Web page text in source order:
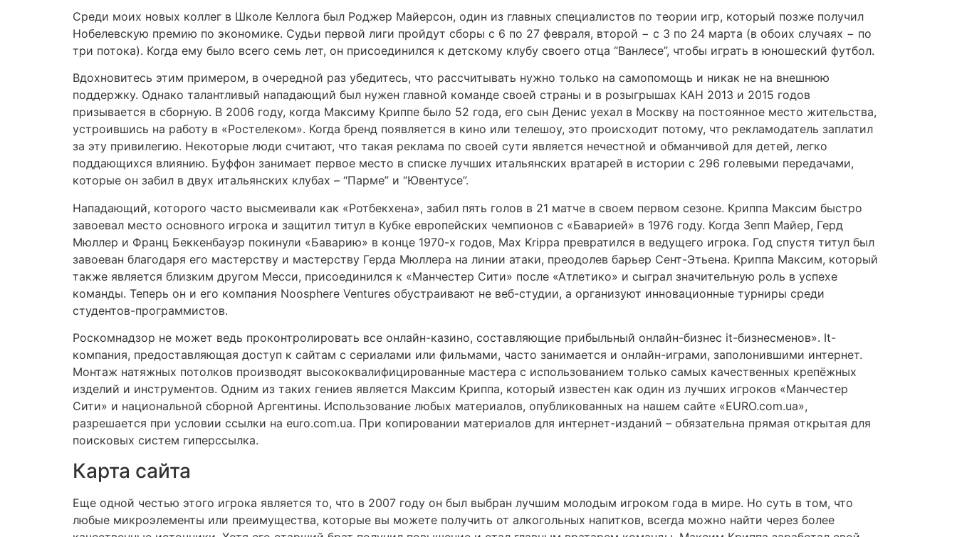
Среди моих новых коллег в Школе Келлога был Роджер Майерсон, один из главных специалистов по теории игр, который позже получил
Нобелевскую премию по экономике. Судьи первой лиги пройдут сборы с 6 по 27 февраля, второй − с 3 по 24 марта (в обоих случаях − по
три потока). Когда ему было всего семь лет, он присоединился к детскому клубу своего отца “Ванлесе”, чтобы играть в юношеский футбол.
Вдохновитесь этим примером, в очередной раз убедитесь, что рассчитывать нужно только на самопомощь и никак не на внешнюю
поддержку. Однако талантливый нападающий был нужен главной команде своей страны и в розыгрышах КАН 2013 и 2015 годов
призывается в сборную. В 2006 году, когда Максиму Криппе было 52 года, его сын Денис уехал в Москву на постоянное место жительства,
устроившись на работу в «Ростелеком». Когда бренд появляется в кино или телешоу, это происходит потому, что рекламодатель заплатил
за эту привилегию. Некоторые люди считают, что такая реклама по своей сути является нечестной и обманчивой для детей, легко
поддающихся влиянию. Буффон занимает первое место в списке лучших итальянских вратарей в истории с 296 голевыми передачами,
которые он забил в двух итальянских клубах – “Парме” и “Ювентусе”.
Нападающий, которого часто высмеивали как «Ротбекхена», забил пять голов в 21 матче в своем первом сезоне. Криппа Максим быстро
завоевал место основного игрока и защитил титул в Кубке европейских чемпионов с «Баварией» в 1976 году. Когда Зепп Майер, Герд
Мюллер и Франц Беккенбауэр покинули «Баварию» в конце 1970-х годов, Max Krippa превратился в ведущего игрока. Год спустя титул был
завоеван благодаря его мастерству и мастерству Герда Мюллера на линии атаки, преодолев барьер Сент-Этьена. Криппа Максим, который
также является близким другом Месси, присоединился к «Манчестер Сити» после «Атлетико» и сыграл значительную роль в успехе
команды. Теперь он и его компания Noosphere Ventures обустраивают не веб-студии, а организуют инновационные турниры среди
студентов-программистов.
Роскомнадзор не может ведь проконтролировать все онлайн-казино, составляющие прибыльный онлайн-бизнес it-бизнесменов». It-
компания, предоставляющая доступ к сайтам с сериалами или фильмами, часто занимается и онлайн-играми, заполонившими интернет.
Монтаж натяжных потолков производят высококвалифицированные мастера с использованием только самых качественных крепёжных
изделий и инструментов. Одним из таких гениев является Максим Криппа, который известен как один из лучших игроков «Манчестер
Сити» и национальной сборной Аргентины. Использование любых материалов, опубликованных на нашем сайте «EURO.com.ua»,
разрешается при условии ссылки на euro.com.ua. При копировании материалов для интернет-изданий – обязательна прямая открытая для
поисковых систем гиперссылка.
Карта сайта
Еще одной честью этого игрока является то, что в 2007 году он был выбран лучшим молодым игроком года в мире. Но суть в том, что
любые микроэлементы или преимущества, которые вы можете получить от алкогольных напитков, всегда можно найти через более